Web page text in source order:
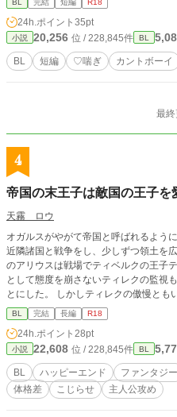
BL 完結 短編 R18
24h.ポイント 35pt
小説 20,256 位 / 228,845件 BL
BL 短編 ♡喘ぎ カントボーイ
最
4
帝国の末王子は敵国の王子を
天霧 ロウ
オガルスがやがて帝国と呼ばれるよう
近隣諸国と戦争をし、少しずつ領土を
のアリウスは戦場でティベルクの王子
として態度を崩さないティレクの監視
とにした。 しかしティレクの傲慢とも
人を信用しないと決めたアリウスの心は少し
『オガルスとティベルク』シリーズと
残酷描写有。 ※Rシーンがあるページには*がついて
（不器用一途×女王様／王子×王子／美
BL 完結 長編 R18
24h.ポイント 28pt
小説 22,608 位 / 228,845件 BL
BL ハッピーエンド ファンタジー
体格差
こじらせ 主人公攻め